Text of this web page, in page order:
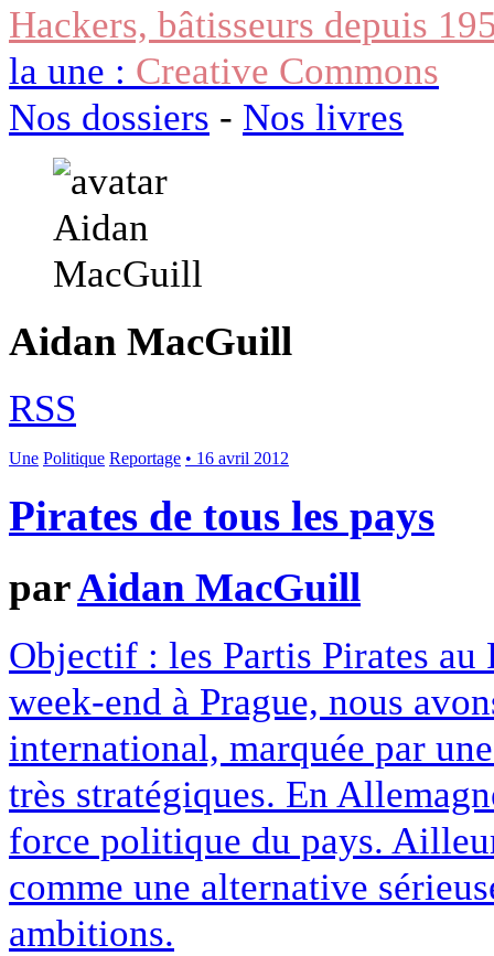
Hackers, bâtisseurs depuis
la une : Creative Commons
Nos dossiers - Nos livres
Aidan MacGuill
RSS
Une Politique Reportage • 16 avril 2012
Pirates de tous les pays
parAidan MacGuill
Objectif : les Partis Pirates au
week-end à Prague, nous
international, marquée par
très stratégiques. En
force politique du pays.
comme une alternative
ambitions.